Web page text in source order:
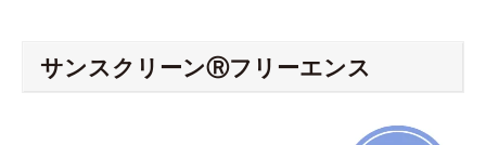
サンスクリーンⓇフリーエンス